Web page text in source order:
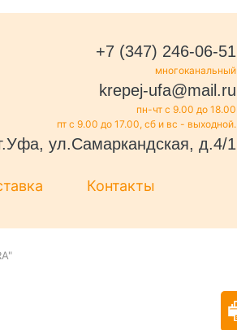
+7 (347) 246-06-51
многоканальный
krepej-ufa@mail.ru
пн-чт с 9.00 до 18.00
пт с 9.00 до 17.00, сб и вс - выходной.
ул.Самаркандская, д.4/1
Контакты